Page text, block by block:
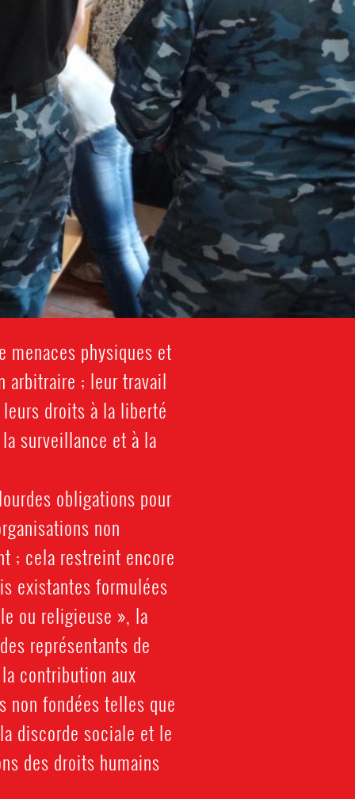
menaces physiques et
arbitraire ; leur travail
droits à la liberté
surveillance et à la
obligations pour
non
; cela restreint encore
existantes formulées
ou religieuse », la
représentants de
contribution aux
non fondées telles que
discorde sociale et le
des droits humains